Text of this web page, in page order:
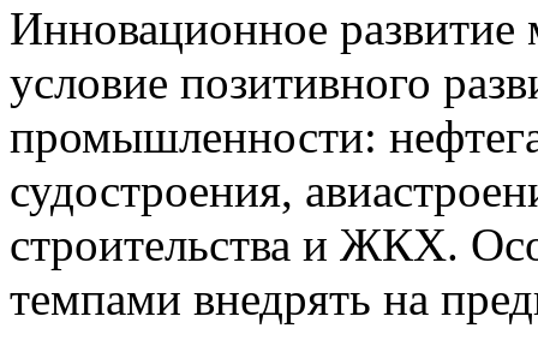
Инновационное
условие позитивного
промышленности:
судостроения,
строительства и ЖКХ.
темпами внедрять на